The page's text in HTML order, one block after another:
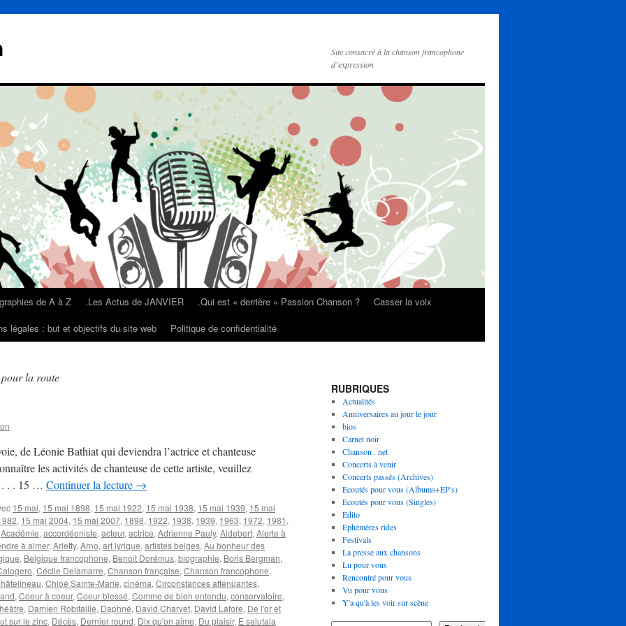
Site consacré à la chanson francophone
d’expression
de A à Z .Les Actus de JANVIER .Qui est « derrière » Passion Chanson ?
Casser la voix
légales : but et objectifs du site web Politique de confidentialité
la route
de Léonie Bathiat qui deviendra l’actrice et chanteuse
les activités de chanteuse de cette artiste, veuillez
. . 15 … Continuer la lecture →
15 mai, 15 mai 1898, 15 mai 1922, 15 mai 1938, 15 mai 1939, 15 mai
, 15 mai 2004, 15 mai 2007, 1898, 1922, 1938, 1939, 1963, 1972, 1981 ,
Académie, accordéoniste, acteur, actrice, Adrienne Pauly, Aldebert, Alerte à
à aimer, Arletty, Arno, art lyrique, artistes belges, Au bonheur des
, Belgique francophone, Benoît Dorémus, biographie, Boris Bergman,
, Cécile Delamarre, Chanson française, Chanson francophone,
, Chloé Sainte-Marie, cinéma, Circonstances atténuantes,
, Coeur à coeur, Coeur blessé, Comme de bien entendu, conservatoire,
, Damien Robitaille, Daphné, David Charvet, David Lafore, De l'or et
sur le zinc, Décès, Dernier round, Dix qu'on aime, Du plaisir, E salutala
RUBRIQUES
Actualités
Anniversaires au jour le jour
bios
Carnet noir
Chanson . net
Concerts à venir
Concerts passés (Archives)
Ecoutés pour vous (Albums+EP's)
Ecoutés pour vous (Singles)
Edito
Ephémères rides
Festivals
La presse aux chansons
Lu pour vous
Rencontré pour vous
Vu pour vous
Y'a qu'à les voir sur scène